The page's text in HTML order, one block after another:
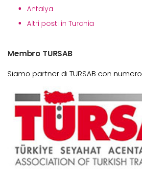
Antalya
Altri posti in Turchia
Membro TURSAB
Siamo partner di TURSAB con